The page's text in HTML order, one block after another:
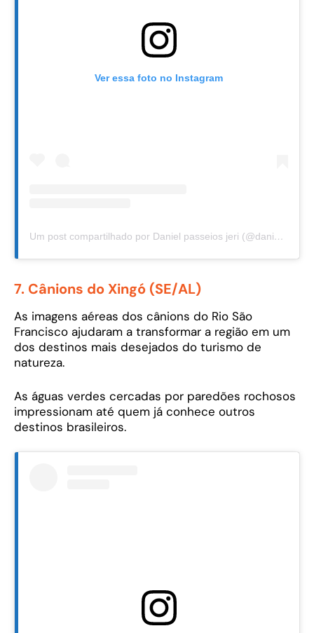
Ver essa foto no Instagram
Um post compartilhado por Daniel passeios jeri (@danielpasseios)
7. Cânions do Xingó (SE/AL)
As imagens aéreas dos cânions do Rio São
Francisco ajudaram a transformar a região em um
dos destinos mais desejados do turismo de
natureza.
As águas verdes cercadas por paredões rochosos
impressionam até quem já conhece outros
destinos brasileiros.